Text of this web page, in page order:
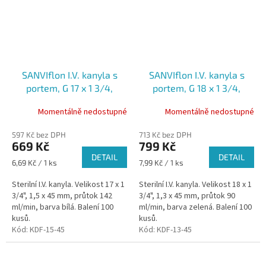
SANVIflon I.V. kanyla s
portem, G 17 x 1 3/4,
ml/min, sterilní, bílá,
Momentálně nedostupné
597 Kč bez DPH
669 Kč
Měrná
6,69 Kč / 1 ks
DETAIL
Sterilní I.V. kanyla. Velikost 17 x 1
3/4", 1,5 x 45 mm, průtok 142
ml/min, barva bílá. Balení 100
kusů.
Kód: KDF-15-45
SANVIflon I.V. kanyla s
portem, G 18 x 1 3/4,
sterilní, zelená, 100ks
Momentálně nedostupné
713 Kč bez DPH
799 Kč
Měrná
7,99 Kč / 1 ks
DETAIL
Sterilní I.V. kanyla. Velikost 18 x 1
3/4", 1,3 x 45 mm, průtok 90
ml/min, barva zelená. Balení 100
kusů.
Kód: KDF-13-45